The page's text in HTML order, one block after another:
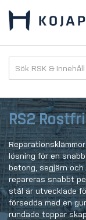
RS2
lösning för en
betong, segjärn
repareras snabbt
stål är utvecklade
försedda med en
rundade toppar